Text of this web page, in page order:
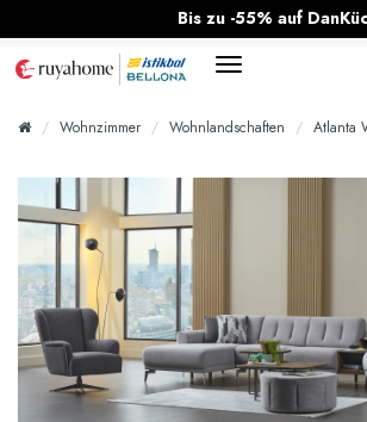
Bis zu -55% auf DanKüchen &
Wohnzimmer Wohnlandschaften Atlanta